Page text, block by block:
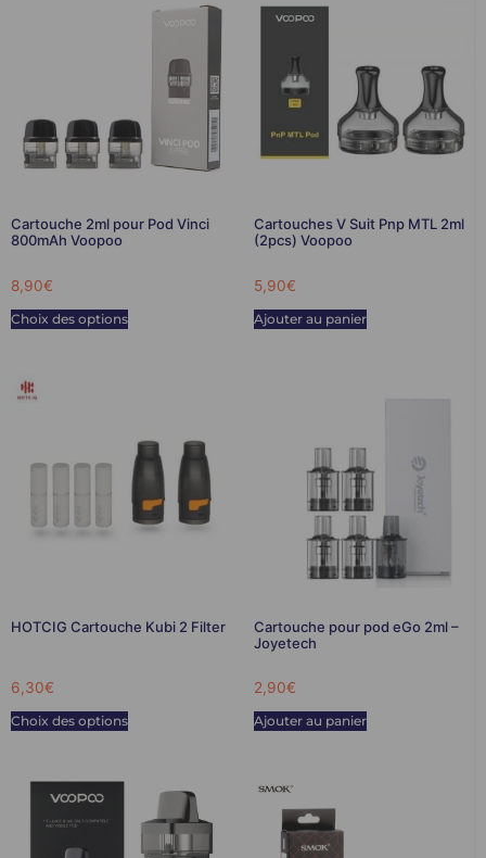
Cartouche 2ml pour Pod Vinci
800mAh Voopoo
8,90€
Choix des options
Cartouches V Suit Pnp MTL 2ml
(2pcs) Voopoo
5,90€
Ajouter au panier
HOTCIG Cartouche Kubi 2 Filter
6,30€
Choix des options
Cartouche pour pod eGo 2ml –
Joyetech
2,90€
Ajouter au panier